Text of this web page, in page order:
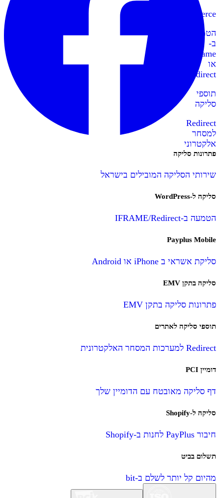
WooCommerce
הטמעה
ב-
IFrame
או
Redirect
תוספי
סליקה
Redirect
למסחר
אלקטרוני
פתרונות סליקה
שירותי הסליקה המובילים בישראל
סליקה ל-WordPress
הטמעה ב-IFRAME/Redirect
Payplus Mobile
סליקת אשראי ב iPhone או Android
סליקה בתקן EMV
פתרונות סליקה בתקן EMV
תוספי סליקה לאתרים
Redirect למערכות המסחר האלקטרונית
דומיין PCI
דף סליקה מאובטח עם הדומיין שלך
סליקה ל-Shopify
חיבור PayPlus לחנות ב-Shopify
תשלום בביט
מהיום קל יותר לשלם ב-bit